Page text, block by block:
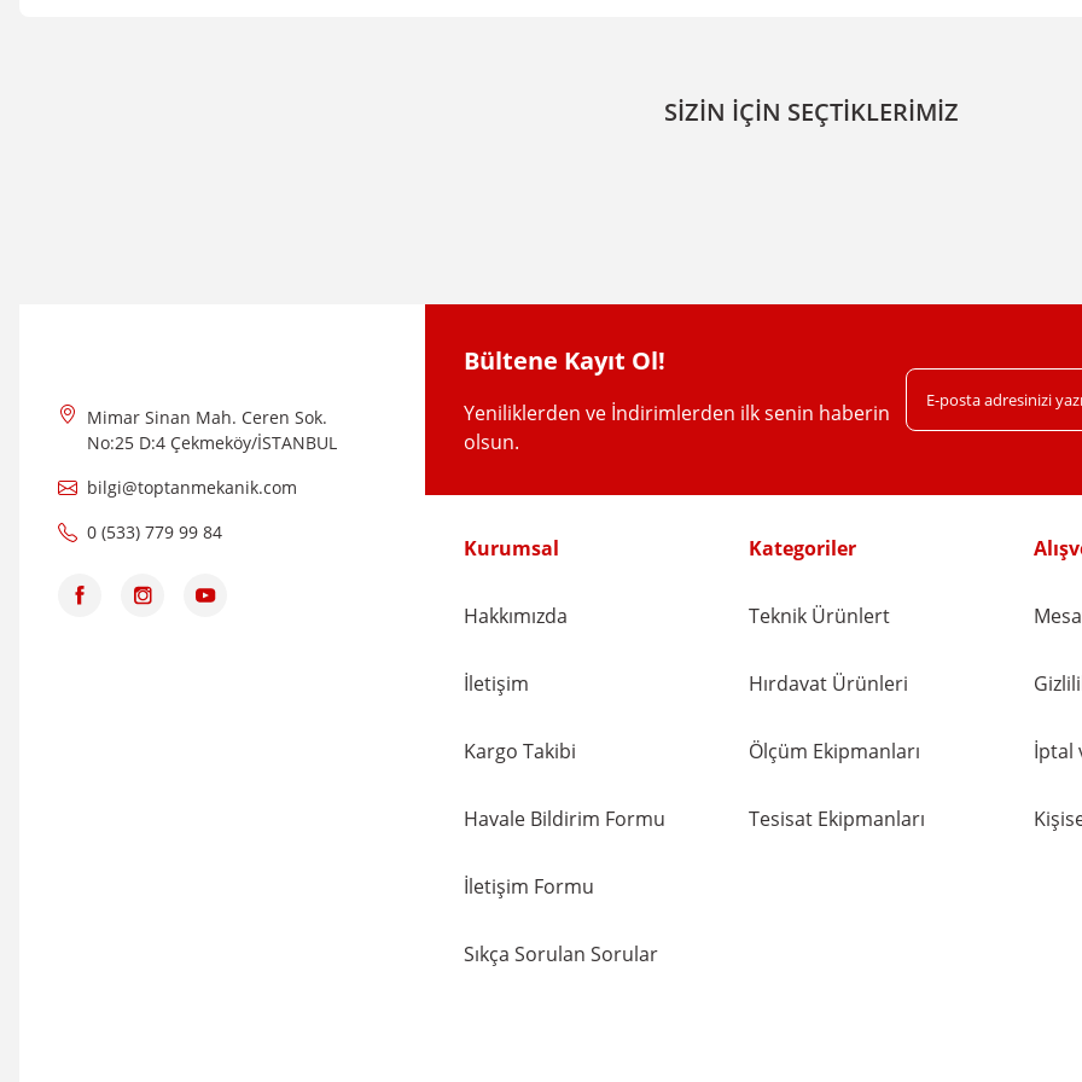
Bu ürüne ilk yorumu siz yapın!
SİZİN İÇİN SEÇTİKLERİMİZ
NVS
145,20 TL
Mimar Sinan Mah. Ceren Sok.
No:25 D:4 Çekmeköy/İSTANBUL
bilgi@toptanmekanik.com
0 (533) 779 99 84
Bültene Kayıt Ol!
Yeniliklerden ve İndirimlerden ilk senin haberin
olsun.
Kurumsal
Hakkımızda
İletişim
Kargo Takibi
Havale Bildirim Formu
İletişim Formu
Sıkça Sorulan Sorular
Kategoriler
Teknik Ürünlert
Hırdavat Ürünleri
Ölçüm Ekipmanları
Tesisat Ekipmanları
İptal